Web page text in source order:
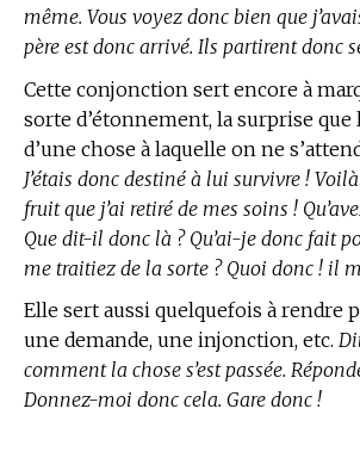
même. Vous voyez donc bien que
père est donc arrivé. Ils partirent donc
Cette conjonction sert encore à
sorte d’étonnement, la surprise que
d’une chose à laquelle on ne
J’étais donc destiné à lui survivre !
fruit que j’ai retiré de mes soins !
Que dit-il donc là ? Qu’ai-je donc fait
me traitiez de la sorte ? Quoi donc ! il
Elle sert aussi quelquefois à rendre
une demande, une injonction, etc.
comment la chose s’est passée.
Donnez-moi donc cela. Gare donc !